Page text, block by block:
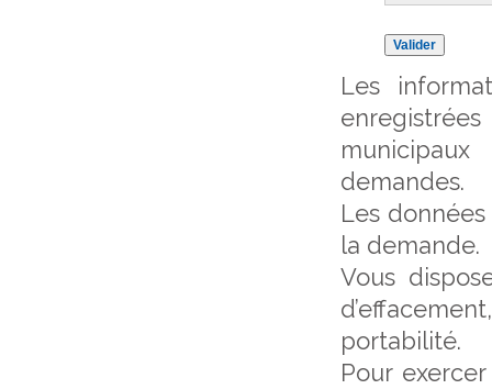
Les
demandes.
Les
la demande.
Vous
portabilité.
Pour